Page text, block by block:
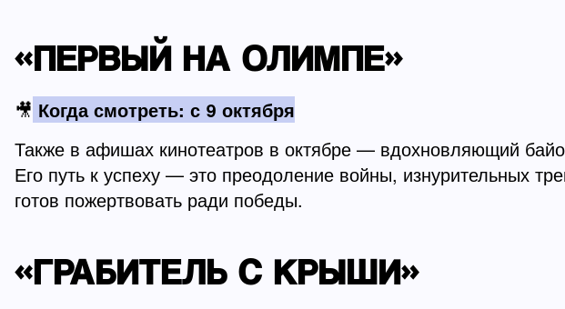
«ПЕРВЫЙ НА ОЛИМПЕ»
🎥 Когда смотреть: с 9 октября
Также в афишах кинотеатров в октябре — вдохновляющий
Его путь к успеху — это преодоление войны, изнурительных
готов пожертвовать ради победы.
«ГРАБИТЕЛЬ С КРЫШИ»